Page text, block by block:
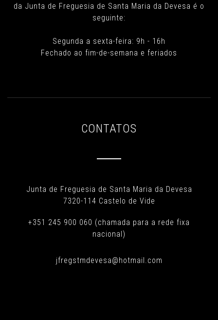
da Junta de Freguesia de Santa Maria da Devesa é o
seguinte:
Segunda a sexta-feira: 9h - 16h
Fechado ao fim-de-semana e feriados
CONTATOS
Junta de Freguesia de Santa Maria da Devesa
7320-114 Castelo de Vide
+351 245 900 060 (chamada para a rede fixa
nacional)
jfregstmdevesa@hotmail.com